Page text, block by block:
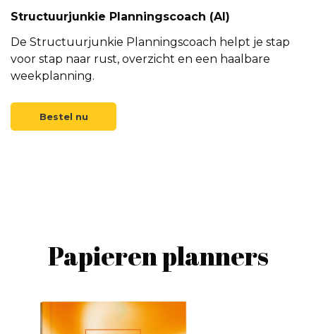
Structuurjunkie Planningscoach (AI)
De Structuurjunkie Planningscoach helpt je stap
voor stap naar rust, overzicht en een haalbare
weekplanning.
Bestel nu
Papieren planners